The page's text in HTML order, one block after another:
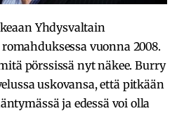
Yhdysvaltain
vuonna 2008.
pörssissä nyt näkee. Burry
uskovansa, että pitkään
ja edessä voi olla